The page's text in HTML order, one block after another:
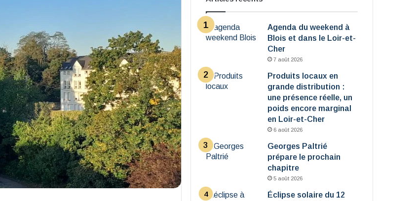
Agenda du weekend à
Blois et dans le Loir-et-
Cher
7 août 2026
Produits locaux en
grande distribution :
une présence réelle, un
poids encore marginal
en Loir-et-Cher
6 août 2026
Georges Paltrié
prépare le prochain
chapitre
5 août 2026
Éclipse solaire du 12